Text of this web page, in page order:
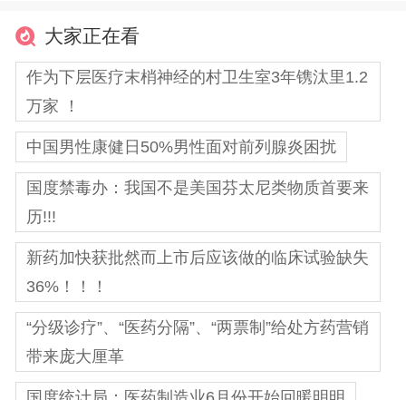
大家正在看
作为下层医疗末梢神经的村卫生室3年镌汰里1.2
万家 ！
中国男性康健日50%男性面对前列腺炎困扰
国度禁毒办：我国不是美国芬太尼类物质首要来
历!!!
新药加快获批然而上市后应该做的临床试验缺失
36%！！！
“分级诊疗”、“医药分隔”、“两票制”给处方药营销
带来庞大厘革